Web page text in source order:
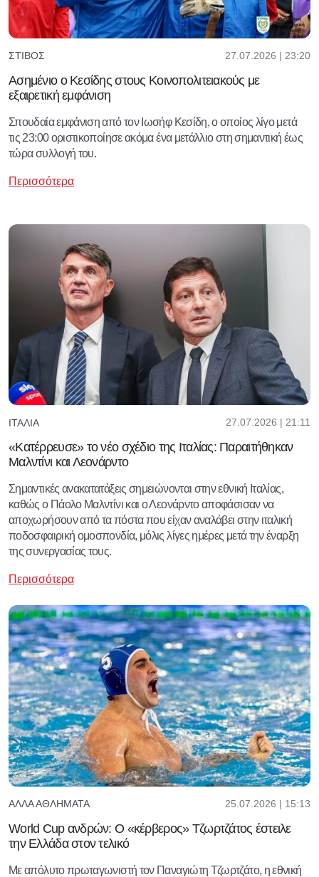
ΣΤΊΒΟΣ 27.07.2026 | 23:20
Ασημένιο ο Κεσίδης στους Κοινοπολιτειακούς με
εξαιρετική εμφάνιση
Σπουδαία εμφάνιση από τον Ιωσήφ Κεσίδη, ο οποίος λίγο μετά
τις 23:00 οριστικοποίησε ακόμα ένα μετάλλιο στη σημαντική έως
τώρα συλλογή του.
Περισσότερα
ΙΤΑΛΊΑ 27.07.2026 | 21:11
«Κατέρρευσε» το νέο σχέδιο της Ιταλίας: Παραιτήθηκαν
Μαλντίνι και Λεονάρντο
Σημαντικές ανακατατάξεις σημειώνονται στην εθνική Ιταλίας,
καθώς ο Πάολο Μαλντίνι και ο Λεονάρντο αποφάσισαν να
αποχωρήσουν από τα πόστα που είχαν αναλάβει στην ιταλική
ποδοσφαιρική ομοσπονδία, μόλις λίγες ημέρες μετά την έναρξη
της συνεργασίας τους.
Περισσότερα
ΆΛΛΑ ΑΘΛΉΜΑΤΑ 25.07.2026 | 15:13
World Cup ανδρών: Ο «κέρβερος» Τζωρτζάτος έστειλε
την Ελλάδα στον τελικό
Με απόλυτο πρωταγωνιστή τον Παναγιώτη Τζωρτζάτο, η εθνική